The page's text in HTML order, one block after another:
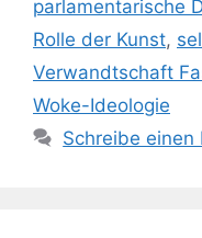
parlamentarische
Rolle der Kunst,
Verwandtschaft
Woke-Ideologie
Schreibe einen